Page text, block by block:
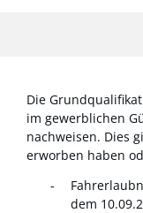
Die
im gewerblichen
nachweisen. Dies
erworben haben
dem